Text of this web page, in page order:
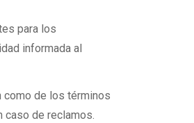
para los
informada al
como de los términos
caso de reclamos.